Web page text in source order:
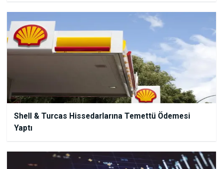
Shell & Turcas Hissedarlarına Temettü Ödemesi
Yaptı